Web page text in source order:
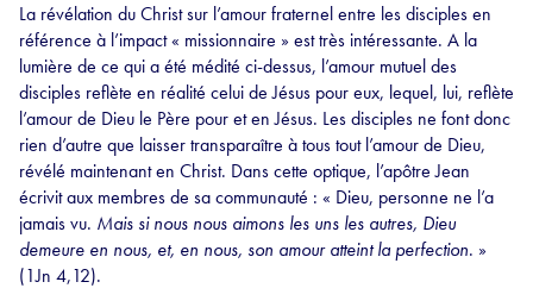
La révélation du Christ sur l’amour fraternel entre les disciples en
référence à l’impact « missionnaire » est très intéressante. A la
lumière de ce qui a été médité ci-dessus, l’amour mutuel des
disciples reflète en réalité celui de Jésus pour eux, lequel, lui, reflète
l’amour de Dieu le Père pour et en Jésus. Les disciples ne font donc
rien d’autre que laisser transparaître à tous tout l’amour de Dieu,
révélé maintenant en Christ. Dans cette optique, l’apôtre Jean
écrivit aux membres de sa communauté : « Dieu, personne ne l’a
jamais vu. Mais si nous nous aimons les uns les autres, Dieu
demeure en nous, et, en nous, son amour atteint la perfection. »
(1Jn 4,12).